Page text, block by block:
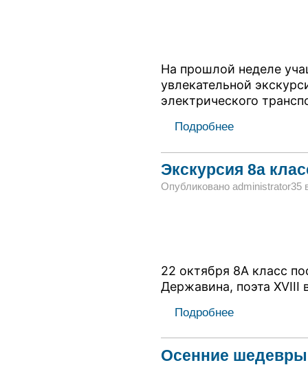
На прошлой неделе
увлекательной
электрического
Подробнее
Экскурсия 8а
Опубликовано administrator35
22 октября 8А класс
Державина, поэта XVIII
Подробнее
Осенние шедевры